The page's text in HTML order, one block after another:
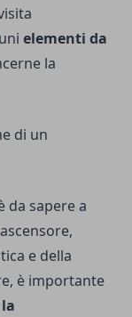
elementi da
la
di un
da sapere a
e della
è importante